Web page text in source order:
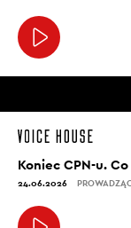
Koniec CPN-u.
24.06.2026